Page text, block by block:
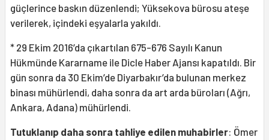
güçlerince baskın düzenlendi; Yüksekova bürosu ateşe
verilerek, içindeki eşyalarla yakıldı.
* 29 Ekim 2016’da çıkartılan 675-676 Sayılı Kanun
Hükmünde Kararname ile Dicle Haber Ajansı kapatıldı. Bir
gün sonra da 30 Ekim’de Diyarbakır’da bulunan merkez
binası mühürlendi, daha sonra da art arda büroları (Ağrı,
Ankara, Adana) mühürlendi.
Tutuklanıp daha sonra tahliye edilen muhabirler: Ömer